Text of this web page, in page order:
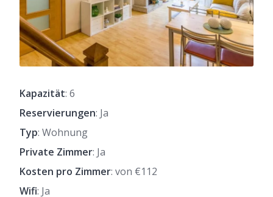
Kapazität: 6
Reservierungen: Ja
Typ: Wohnung
Private Zimmer: Ja
Kosten pro Zimmer: von €112
Wifi: Ja